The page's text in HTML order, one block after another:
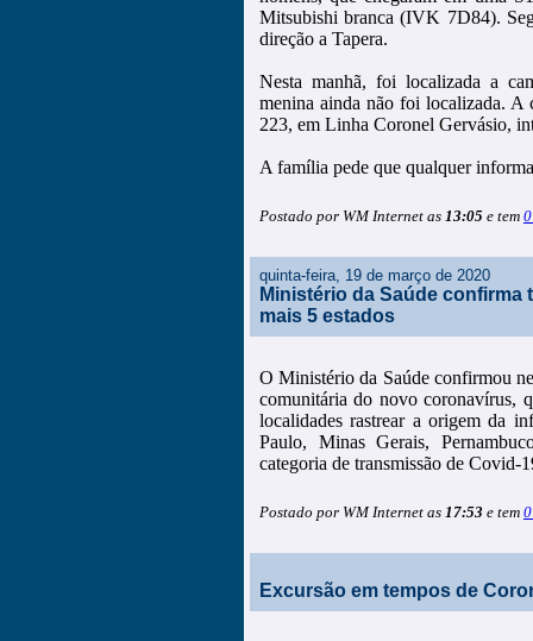
Mitsubishi branca (IVK 7D84).
direção a Tapera.
Nesta manhã, foi localizada a
menina ainda não foi localizada. A
223, em Linha Coronel Gervásio,
A família pede que qualquer
Postado por WM Internet as 13:05 e tem
quinta-feira, 19 de março de 2020
Ministério da Saúde
mais 5 estados
O Ministério da Saúde confirmou
comunitária do novo coronavírus,
localidades rastrear a origem da
Paulo, Minas Gerais,
categoria de transmissão de Covid-
Postado por WM Internet as 17:53 e tem
Excursão em tempos de